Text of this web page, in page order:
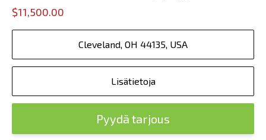
$11,500.00
Cleveland, OH 44135, USA
Lisätietoja
Pyydä tarjous